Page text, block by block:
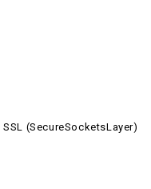
SSL (SecureSocketsLayer)